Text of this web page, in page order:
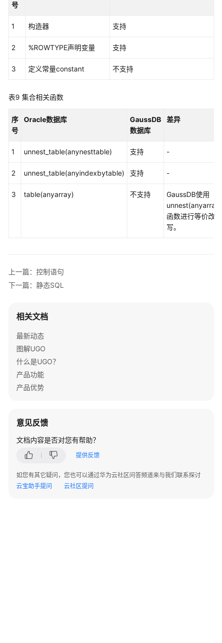
合
Record
静
态
系
图
包
GaussDB
式
版
本
MySQL
容
性
号
1 构造器 支持
2 %ROWTYPE声明变量 支持
3 定义常量constant 不支持
表9 集合相关函数
序
号
Oracle数据库
GaussDB
数据库
差异
1 unnest_table(anynesttable) 支持 -
2 unnest_table(anyindexbytable) 支持 -
3 table(anyarray) 不支持
GaussDB使用
unnest(anyarray)
函数进行等价改
写。
上一篇：控制语句
下一篇：静态SQL
相关文档
最新动态
图解UGO
什么是UGO？
产品功能
产品优势
意见反馈
文档内容是否对您有帮助？
提供反馈
如您有其它疑问，您也可以通过华为云社区问答频道来与我们联系探讨
云宝助手提问
云社区提问